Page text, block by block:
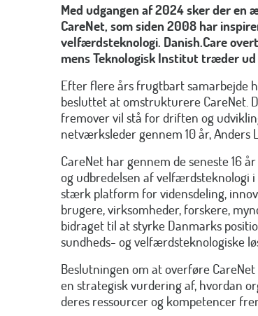
Med udgangen af 2024 sker der
CareNet, som siden 2008 har
velfærdsteknologi. Danish.Care
mens Teknologisk Institut træder
Efter flere års frugtbart samarbejde
besluttet at omstrukturere CareNet.
fremover vil stå for driften og
netværksleder gennem 10 år, Anders
CareNet har gennem de seneste 16
og udbredelsen af velfærdsteknologi
stærk platform for vidensdeling,
brugere, virksomheder, forskere,
bidraget til at styrke Danmarks
sundheds- og velfærdsteknologiske
Beslutningen om at overføre
en strategisk vurdering af, hvordan
deres ressourcer og kompetencer